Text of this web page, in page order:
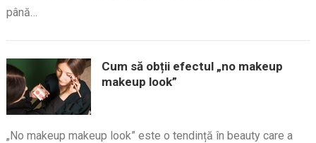
până…
Cum să obții efectul „no makeup
makeup look”
„No makeup makeup look” este o tendință în beauty care a